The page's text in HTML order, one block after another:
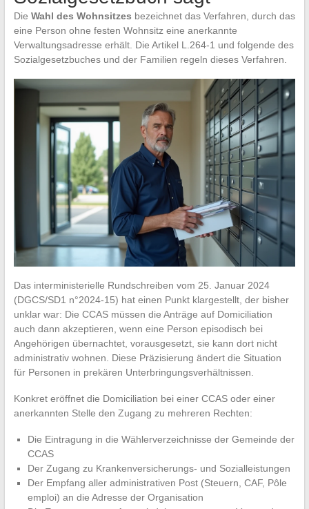
Die Wahl des Wohnsitzes bezeichnet das Verfahren, durch das
eine Person ohne festen Wohnsitz eine anerkannte
Verwaltungsadresse erhält. Die Artikel L.264-1 und folgende des
Sozialgesetzbuches und der Familien regeln dieses Verfahren.
Das interministerielle Rundschreiben vom 25. Januar 2024
(DGCS/SD1 n°2024-15) hat einen Punkt klargestellt, der bisher
unklar war: Die CCAS müssen die Anträge auf Domiciliation
auch dann akzeptieren, wenn eine Person episodisch bei
Angehörigen übernachtet, vorausgesetzt, sie kann dort nicht
administrativ wohnen. Diese Präzisierung ändert die Situation
für Personen in prekären Unterbringungsverhältnissen.
Konkret eröffnet die Domiciliation bei einer CCAS oder einer
anerkannten Stelle den Zugang zu mehreren Rechten:
Die Eintragung in die Wählerverzeichnisse der Gemeinde der
CCAS
Der Zugang zu Krankenversicherungs- und Sozialleistungen
Der Empfang aller administrativen Post (Steuern, CAF, Pôle
emploi) an die Adresse der Organisation